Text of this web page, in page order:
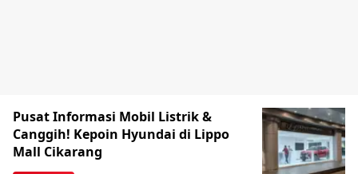
Pusat Informasi Mobil Listrik &
Canggih! Kepoin Hyundai di Lippo
Mall Cikarang